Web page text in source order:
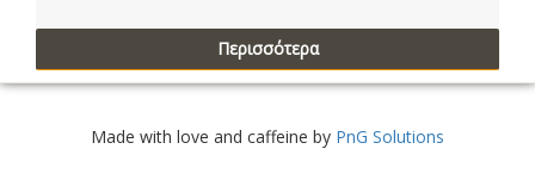
Περισσότερα
Made with love and caffeine by PnG Solutions